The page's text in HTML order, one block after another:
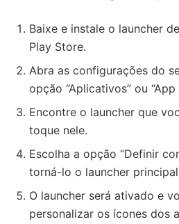
Baixe e instale o launcher
Play Store.
Abra as configurações do
opção “Aplicativos” ou “App
Encontre o launcher que
toque nele.
Escolha a opção “Definir
torná-lo o launcher
O launcher será ativado e
personalizar os ícones dos